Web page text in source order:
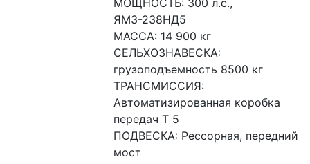
МОЩНОСТЬ: 300 л.с.,
ЯМЗ-238НД5
МАССА: 14 900 кг
СЕЛЬХОЗНАВЕСКА:
грузоподъемность 8500 кг
ТРАНСМИССИЯ:
Автоматизированная коробка
передач Т 5
ПОДВЕСКА: Рессорная, передний
мост